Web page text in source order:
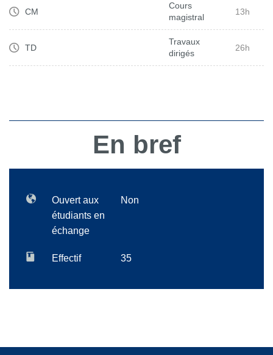
CM
Cours
magistral
13h
TD
Travaux
dirigés
26h
En bref
Ouvert aux
étudiants en
échange
Non
Effectif 35